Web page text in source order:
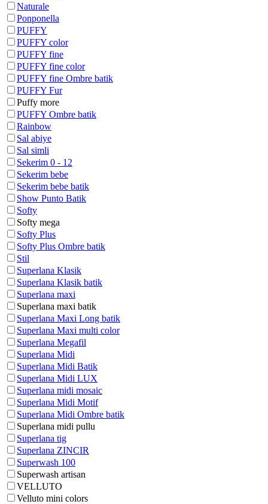
Naturale
Ponponella
PUFFY
PUFFY color
PUFFY fine
PUFFY fine color
PUFFY fine Ombre batik
PUFFY Fur
Puffy more
PUFFY Ombre batik
Rainbow
Sal abiye
Sal simli
Sekerim 0 - 12
Sekerim bebe
Sekerim bebe batik
Show Punto Batik
Softy
Softy mega
Softy Plus
Softy Plus Ombre batik
Stil
Superlana Klasik
Superlana Klasik batik
Superlana maxi
Superlana maxi batik
Superlana Maxi Long batik
Superlana Maxi multi color
Superlana Megafil
Superlana Midi
Superlana Midi Batik
Superlana Midi LUX
Superlana midi mosaic
Superlana Midi Motif
Superlana Midi Ombre batik
Superlana midi pullu
Superlana tig
Superlana ZINCIR
Superwash 100
Superwash artisan
VELLUTO
Velluto mini colors